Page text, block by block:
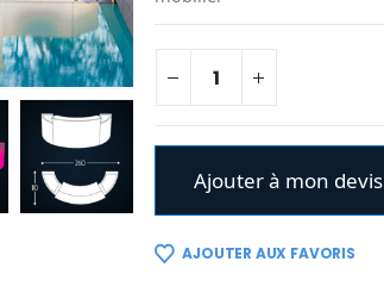
Ajouter à mon devis
AJOUTER AUX FAVORIS